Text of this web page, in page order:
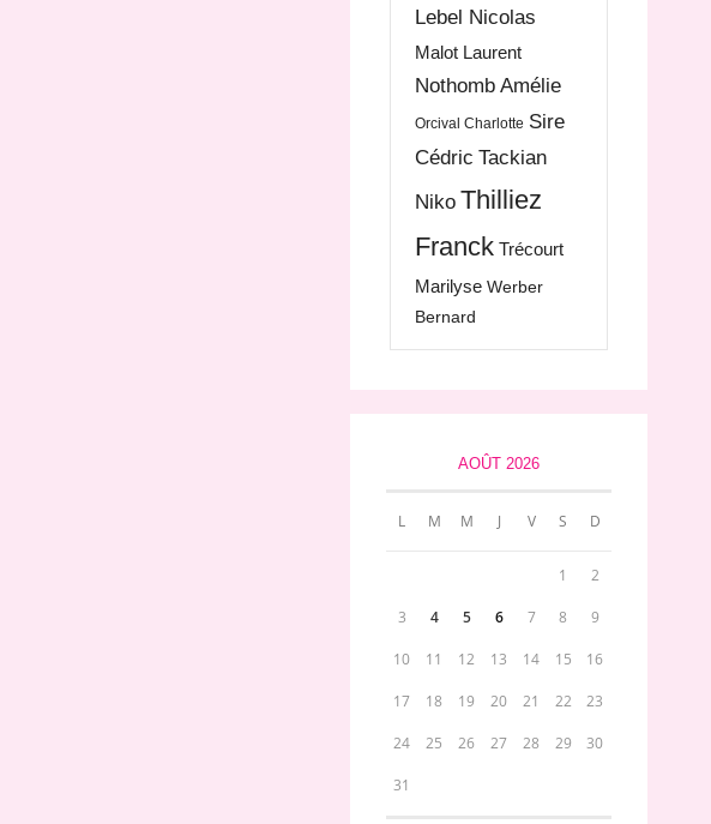
Lebel Nicolas
Malot Laurent
Nothomb Amélie
Orcival Charlotte Sire
Cédric Tackian
Niko Thilliez
Franck Trécourt
Marilyse Werber
Bernard
AOÛT 2026
L M M J V S D
1 2
3 4 5 6 7 8 9
10 11 12 13 14 15 16
17 18 19 20 21 22 23
24 25 26 27 28 29 30
31